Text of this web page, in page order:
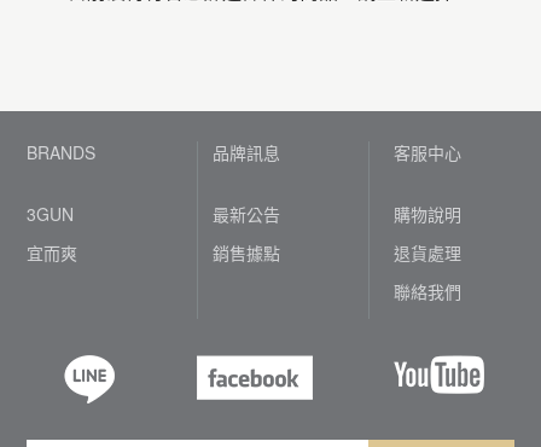
BRANDS
3GUN
宜而爽
品牌訊息
最新公告
銷售據點
客服中心
購物說明
退貨處理
聯絡我們